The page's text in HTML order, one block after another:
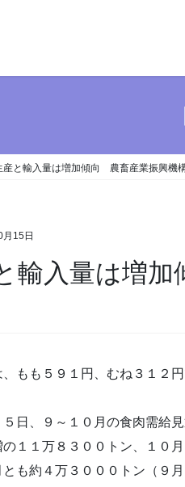
産と輸入量は増加傾向 農畜産業振興機
15日
輸入量は増
もも５９１円、むね３１２
５日、９～１０月の食肉需給
１１万８３００トン、１０
も約４万３０００トン（９